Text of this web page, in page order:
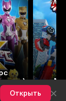
Открыть
3.7